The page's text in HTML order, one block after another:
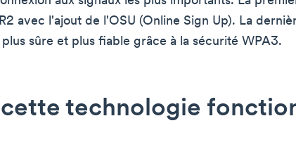
avec l'ajout de l'OSU (Online Sign Up). La
sûre et plus fiable grâce à la sécurité WPA3.
technologie